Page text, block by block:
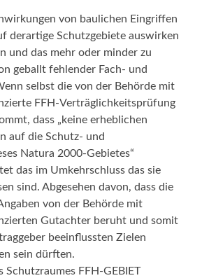
von baulichen Eingriffen
derartige Schutzgebiete auswirken
und das mehr oder minder zu
geballt fehlender Fach- und
selbst die von der Behörde mit
FFH-Verträglichkeitsprüfung
dass „keine erheblichen
auf die Schutz- und
Natura 2000-Gebietes“
das im Umkehrschluss das sie
sind. Abgesehen davon, dass die
von der Behörde mit
Gutachter beruht und somit
beeinflussten Zielen
sein dürften.
Schutzraumes FFH-GEBIET